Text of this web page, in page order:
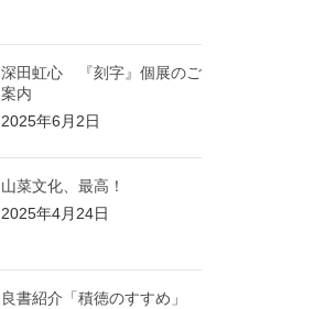
深田虹心 『刻字』個展のご
案内
2025年6月2日
山菜文化、最高！
2025年4月24日
良書紹介「積徳のすすめ」